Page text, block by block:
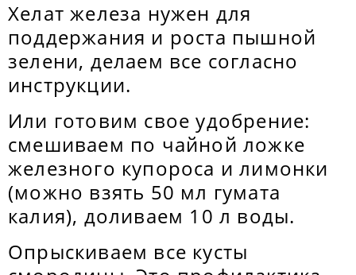
Хелат железа нужен для
поддержания и роста пышной
зелени, делаем все согласно
инструкции.
Или готовим свое удобрение:
смешиваем по чайной ложке
железного купороса и лимонки
(можно взять 50 мл гумата
калия), доливаем 10 л воды.
Опрыскиваем все кусты